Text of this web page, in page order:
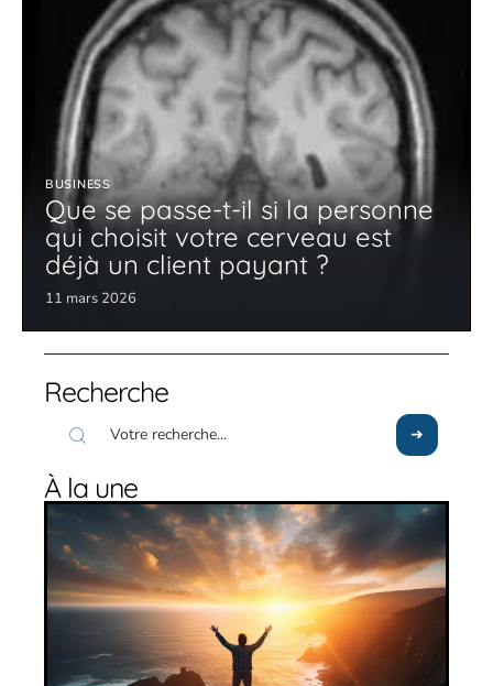
BUSINESS
Que se passe-t-il si la personne
qui choisit votre cerveau est
déjà un client payant ?
11 mars 2026
Recherche
À la une